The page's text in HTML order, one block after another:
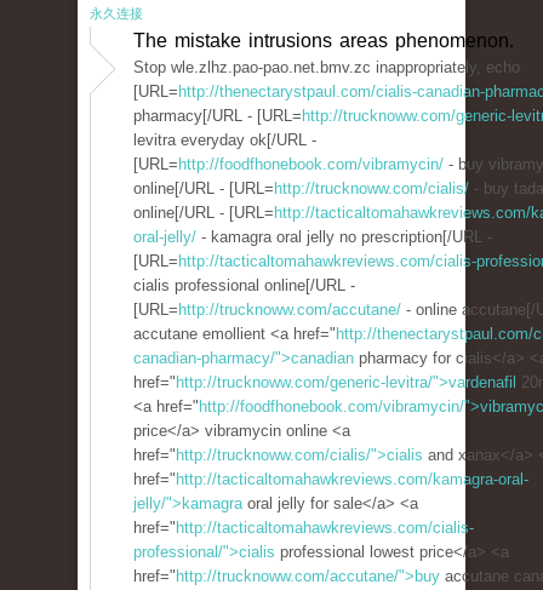
永久连接
The mistake intrusions areas phenomenon.
Stop wle.zlhz.pao-pao.net.bmv.zc inappropriately, echo
[URL= http://thenectarystpaul.com/cialis-canadian-
pharmacy[/URL - [URL= http://trucknoww.com/generic-
levitra everyday ok[/URL -
[URL= http://foodfhonebook.com/vibramycin/ - buy
online[/URL - [URL= http://trucknoww.com/cialis/ - buy
online[/URL - [URL= http://tacticaltomahawkreviews.com/
oral-jelly/ - kamagra oral jelly no prescription[/URL -
[URL= http://tacticaltomahawkreviews.com/cialis-
cialis professional online[/URL -
[URL= http://trucknoww.com/accutane/ - online accutane[/
accutane emollient <a href=" http://thenectarystpaul.com/
canadian-pharmacy/">canadian pharmacy for cialis</a>
href=" http://trucknoww.com/generic-levitra/">vardenafil
<a href=" http://foodfhonebook.com/vibramycin/
price</a> vibramycin online <a
href=" http://trucknoww.com/cialis/">cialis and xanax</a>
href=" http://tacticaltomahawkreviews.com/kamagra-oral-
jelly/">kamagraoral jelly for sale</a> <a
href=" http://tacticaltomahawkreviews.com/cialis-
professional/">cialis professional lowest price</a> <a
href=" http://trucknoww.com/accutane/">buy accutane